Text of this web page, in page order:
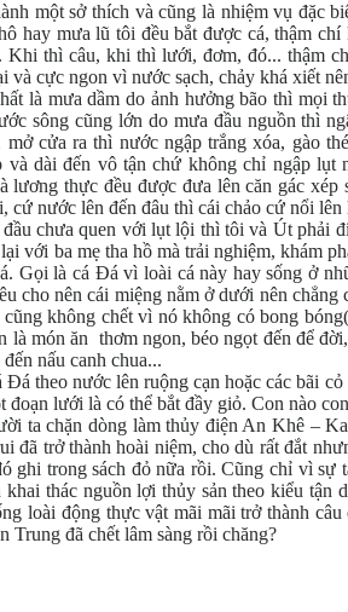
một sở thích và cũng là nhiệm vụ đặc
hay mưa lũ tôi đều bắt được cá, thậm
Khi thì câu, khi thì lưới, đơm, đó... thậm
và cực ngon vì nước sạch, chảy khá xiết
là mưa dầm do ảnh hưởng bão thì mọi
sông cũng lớn do mưa đầu nguồn thì
mở cửa ra thì nước ngập trắng xóa, gào
và dài đến vô tận chứ không chỉ ngập lụt
lương thực đều được đưa lên căn gác xép
cứ nước lên đến đâu thì cái chảo cứ nổi lên
chưa quen với lụt lội thì tôi và Út phải
với ba mẹ tha hồ mà trải nghiệm, khám
Gọi là cá Đá vì loài cá này hay sống ở
cho nên cái miệng nằm ở dưới nên
không chết vì nó không có bong
là món ăn thơm ngon, béo ngọt đến để
nấu canh chua...
Đá theo nước lên ruộng cạn hoặc các bãi
đoạn lưới là có thể bắt đầy giỏ. Con nào
ta chặn dòng làm thủy điện An Khê –
đã trở thành hoài niệm, cho dù rất đắt
ghi trong sách đỏ nữa rồi. Cũng chỉ vì sự
khai thác nguồn lợi thủy sản theo kiểu tận
loài động thực vật mãi mãi trở thành
Trung đã chết lâm sàng rồi chăng?